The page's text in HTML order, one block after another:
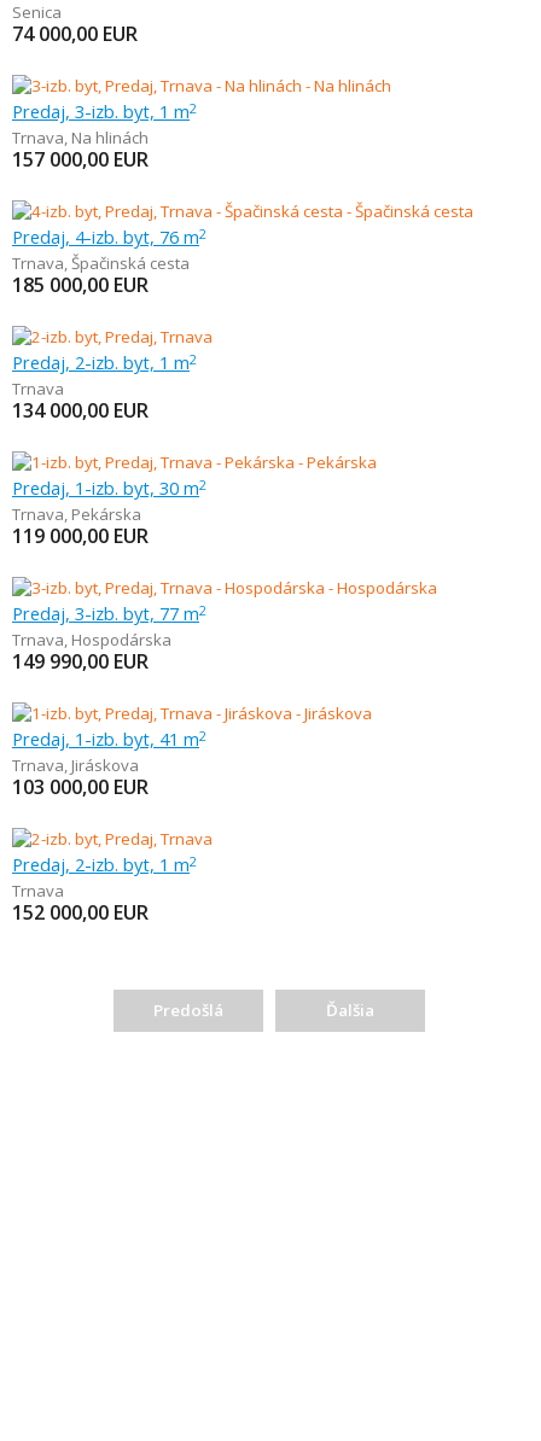
Senica
74 000,00 EUR
Predaj, 3-izb. byt, 1 m2
Trnava, Na hlinách
157 000,00 EUR
Predaj, 4-izb. byt, 76 m2
Trnava,Špačinská cesta
185 000,00 EUR
Predaj, 2-izb. byt, 1 m2
Trnava
134 000,00 EUR
Predaj, 1-izb. byt, 30 m2
Trnava, Pekárska
119 000,00 EUR
Predaj, 3-izb. byt, 77 m2
Trnava, Hospodárska
149 990,00 EUR
Predaj, 1-izb. byt, 41 m2
Trnava, Jiráskova
103 000,00 EUR
Predaj, 2-izb. byt, 1 m2
Trnava
152 000,00 EUR
Predošlá Ďalšia